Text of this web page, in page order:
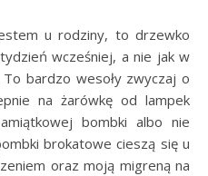
u rodziny, to drzewko
wcześniej, a nie jak w
bardzo wesoły zwyczaj o
na żarówkę od lampek
bombki albo nie
brokatowe cieszą się u
oraz moją migreną na